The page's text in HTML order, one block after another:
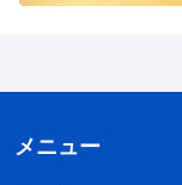
メニュー